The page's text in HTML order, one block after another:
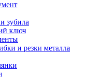
зубила
ключ
и резки металла